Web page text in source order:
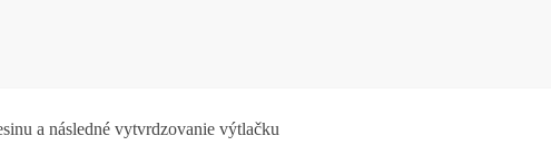
a následné vytvrdzovanie výtlačku